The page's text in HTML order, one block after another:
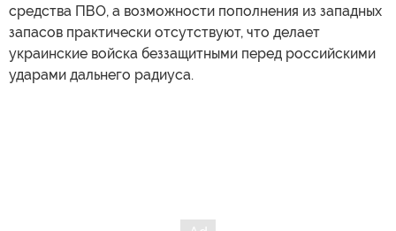
средства ПВО, а возможности пополнения из западных
запасов практически отсутствуют, что делает
украинские войска беззащитными перед российскими
ударами дальнего радиуса.